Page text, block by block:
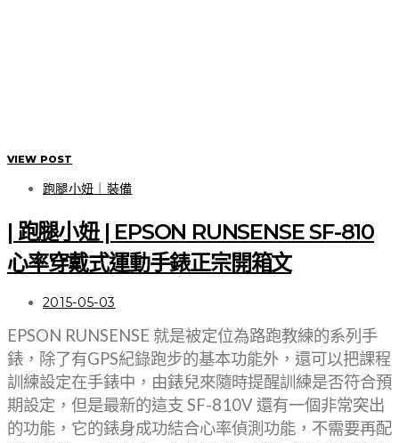
VIEW POST
跑腿小妞｜裝備
| 跑腿小妞 | EPSON RUNSENSE SF-810
心率穿戴式運動手錶正宗開箱文
2015-05-03
EPSON RUNSENSE 就是被定位為路跑教練的系列手
錶，除了有GPS紀錄跑步的基本功能外，還可以把課程
訓練設定在手錶中，由錶兒來隨時提醒訓練是否符合預
期設定，但是最新的這支 SF-810V 還有一個非常突出
的功能，它的錶身成功結合心率偵測功能，不需要再配